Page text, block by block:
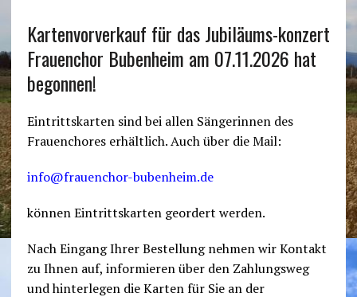
Kartenvorverkauf für das Jubiläums-konzert
Frauenchor Bubenheim am 07.11.2026 hat
begonnen!
Eintrittskarten sind bei allen Sängerinnen des
Frauenchores erhältlich. Auch über die Mail:
info@frauenchor-bubenheim.de
können Eintrittskarten geordert werden.
Nach Eingang Ihrer Bestellung nehmen wir Kontakt
zu Ihnen auf, informieren über den Zahlungsweg
und hinterlegen die Karten für Sie an der